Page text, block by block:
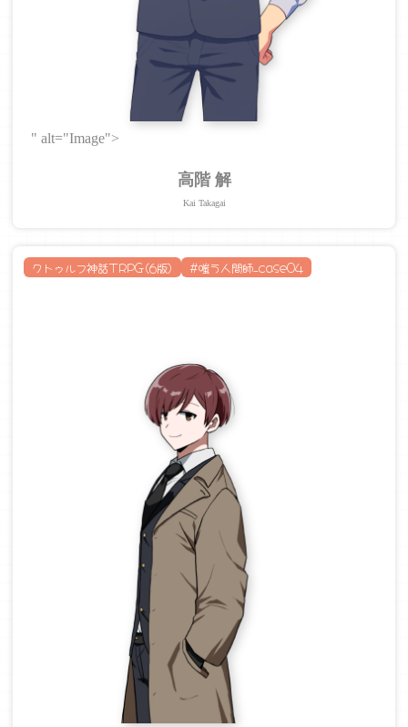
" alt="Image">
高階 解
Kai Takagai
クトゥルフ神話TRPG(6版) #嗤う人間師_case04